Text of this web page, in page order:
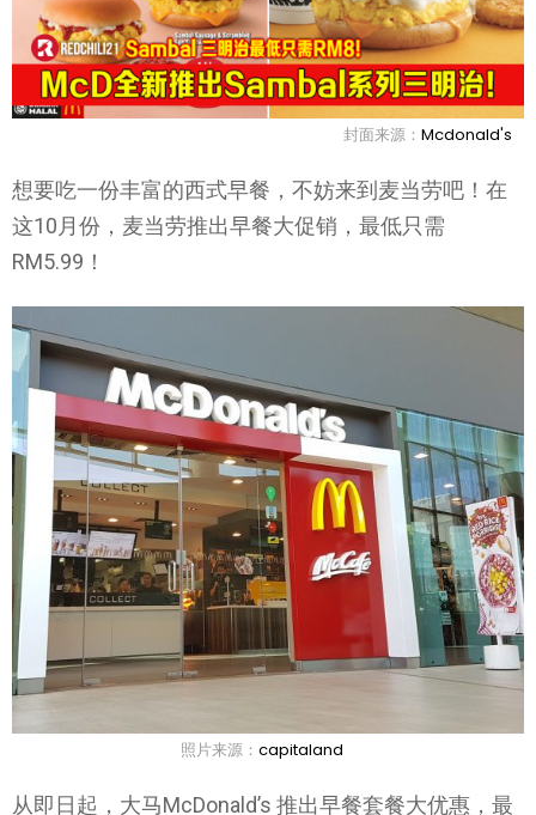
封面来源： Mcdonald's
想要吃一份丰富的西式早餐，不妨来到麦当劳吧！在
这10月份，麦当劳推出早餐大促销，最低只需
RM5.99！
照片来源： capitaland
从即日起，大马McDonald’s 推出早餐套餐大优惠，最